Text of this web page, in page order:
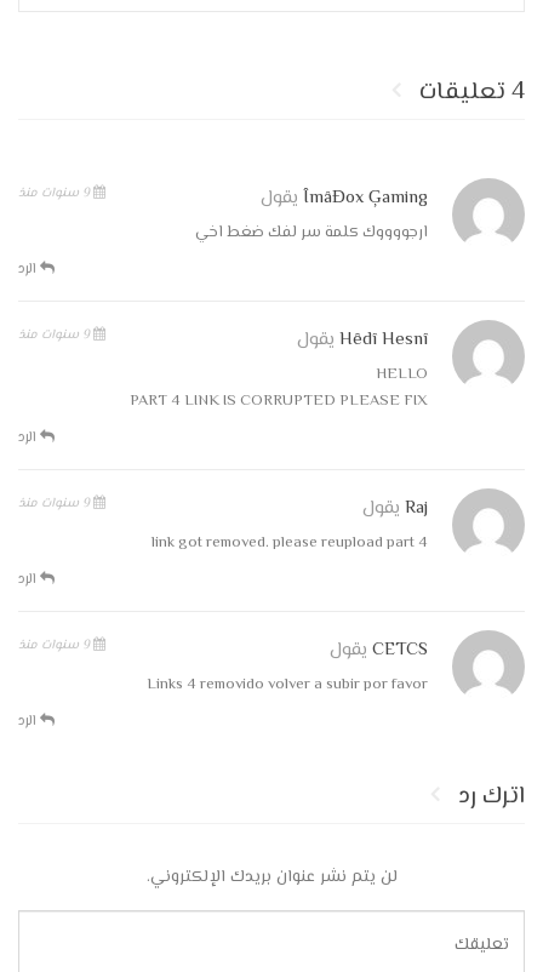
4 تعليقات
ÎmâĐox Ģaming يقول 9 سنوات منذ
ارجووووك كلمة سر لفك ضغط اخي
الرد
Hêdî Hesnî يقول 9 سنوات منذ
HELLO
PART 4 LINK IS CORRUPTED PLEASE FIX
الرد
Raj يقول 9 سنوات منذ
link got removed. please reupload part 4
الرد
CETCS يقول 9 سنوات منذ
Links 4 removido volver a subir por favor
الرد
اترك رد
لن يتم نشر عنوان بريدك الإلكتروني.